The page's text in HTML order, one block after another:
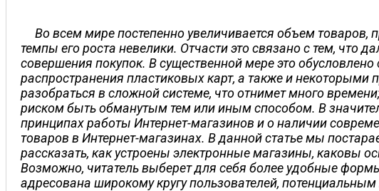
Во всем мире постепенно увеличивается объем товаров,
темпы его роста невелики. Отчасти это связано с тем, что
совершения покупок. В существенной мере это
распространения пластиковых карт, а также и
разобраться в сложной системе, что отнимет много
риском быть обманутым тем или иным способом. В
принципах работы Интернет-магазинов и о наличии
товаров в Интернет-магазинах. В данной статье мы
рассказать, как устроены электронные магазины, каковы
Возможно, читатель выберет для себя более удобные
адресована широкому кругу пользователей,